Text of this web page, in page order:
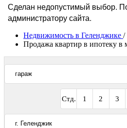
Сообщение
об
ошибке
Сделан недопустимый выбор.
администратору сайта.
Недвижимость в Геленджике /
Продажа квартир в ипотеку
Стд. 1 2 3